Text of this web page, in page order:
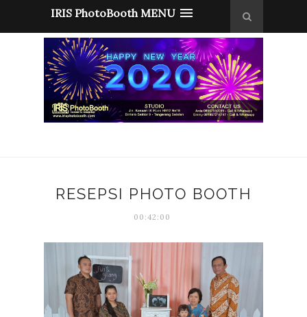
IRIS PhotoBooth MENU
RESEPSI PHOTO BOOTH
00:42:00